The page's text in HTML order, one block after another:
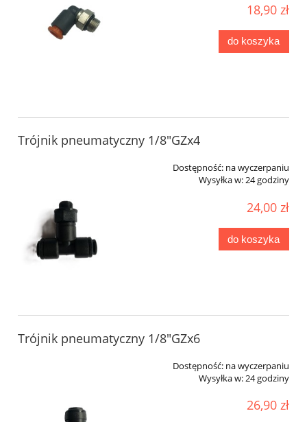
18,90 zł
do koszyka
Trójnik pneumatyczny 1/8"GZx4
Dostępność: na wyczerpaniu
Wysyłka w:24 godziny
24,00 zł
do koszyka
Trójnik pneumatyczny 1/8"GZx6
Dostępność: na wyczerpaniu
Wysyłka w:24 godziny
26,90 zł